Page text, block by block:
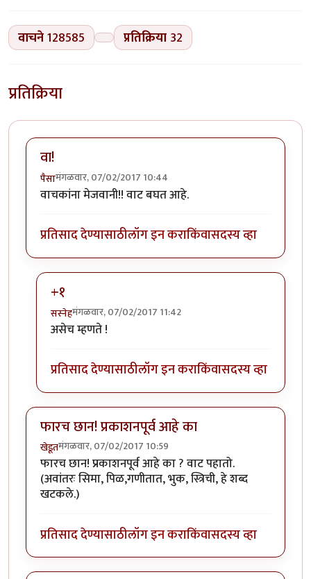
वाचने128585 प्रतिक्रिया 32
प्रतिक्रिया
वा!
पैसामंगळवार, 07/02/2017 10:44
वाचकांना मेजवानी!! वाट बघत आहे.
प्रतिसाद देण्यासाठीलॉग इन कराकिंवासदस्य व्हा
+१
सस्नेहमंगळवार, 07/02/2017 11:42
In reply toवा!
असेच म्हणते !
प्रतिसाद देण्यासाठीलॉग इन कराकिंवासदस्य व्हा
फारच छान! प्रकाशनपूर्व आहे का
खेडूतमंगळवार, 07/02/2017 10:59
फारच छान! प्रकाशनपूर्व आहे का ? वाट पहातो.
(अवांतरः सिमा, पिळ,गणीतात, भुक, स्त्रिची, हे शब्द
खटकले.)
प्रतिसाद देण्यासाठीलॉग इन कराकिंवासदस्य व्हा